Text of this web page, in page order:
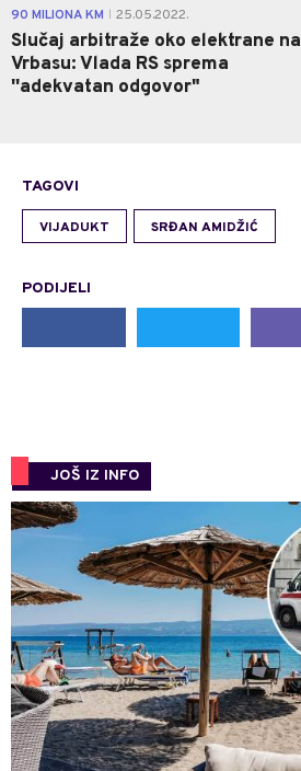
90 MILIONA KM 25.05.2022.
Slučaj arbitraže oko elektrane na
Vrbasu: Vlada RS sprema
''adekvatan odgovor"
TAGOVI
VIJADUKT SRĐAN AMIDŽIĆ
PODIJELI
JOŠ IZ INFO